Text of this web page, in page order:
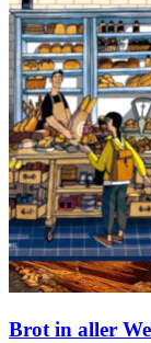
Brot in aller